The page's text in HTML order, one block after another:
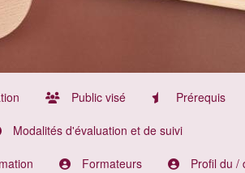
Public visé Prérequis
Modalités d'évaluation et de suivi
Formateurs Profil du /